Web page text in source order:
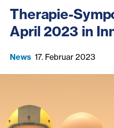
Therapie-
April 2023 in
News 17. Februar 2023